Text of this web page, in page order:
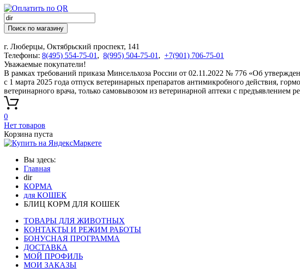
Поиск по магазину
г. Люберцы, Октябрьский проспект, 141
Телефоны: 8(495) 554-75-01 , 8(995) 504-75-01 , +7(901) 706-75-01
Уважаемые покупатели!
В рамках требований приказа Минсельхоза России от 02.11.2022 № 776 «Об
с 1 марта 2025 года отпуск ветеринарных препаратов антимикробного действия,
ветеринарного врача, только самовывозом из ветеринарной аптеки с предъявлением
0
Нет товаров
Корзина пуста
Вы здесь:
Главная
dir
КОРМА
для КОШЕК
БЛИЦ КОРМ ДЛЯ КОШЕК
ТОВАРЫ ДЛЯ ЖИВОТНЫХ
КОНТАКТЫ И РЕЖИМ РАБОТЫ
БОНУСНАЯ ПРОГРАММА
ДОСТАВКА
МОЙ ПРОФИЛЬ
МОИ ЗАКАЗЫ